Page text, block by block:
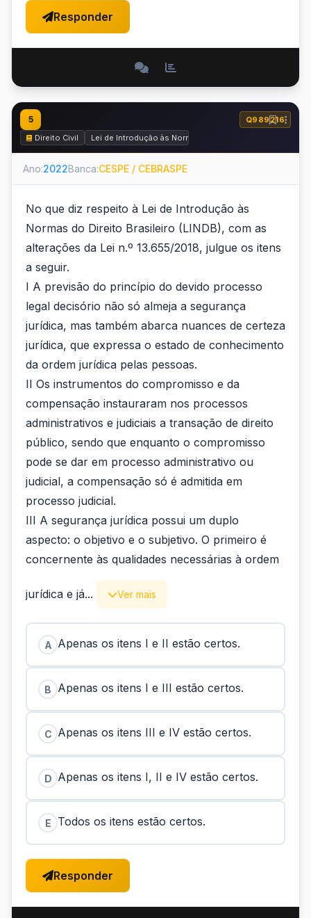
Responder
5
Q989216
Direito Civil
Lei de Introdução às Normas do Direito Brasileiro (LINDB)
Ano:2022Banca:CESPE / CEBRASPE
No que diz respeito à Lei de Introdução às
Normas do Direito Brasileiro (LINDB), com as
alterações da Lei n.º 13.655/2018, julgue os itens
a seguir.
I A previsão do princípio do devido processo
legal decisório não só almeja a segurança
jurídica, mas também abarca nuances de certeza
jurídica, que expressa o estado de conhecimento
da ordem jurídica pelas pessoas.
II Os instrumentos do compromisso e da
compensação instauraram nos processos
administrativos e judiciais a transação de direito
público, sendo que enquanto o compromisso
pode se dar em processo administrativo ou
judicial, a compensação só é admitida em
processo judicial.
III A segurança jurídica possui um duplo
aspecto: o objetivo e o subjetivo. O primeiro é
concernente às qualidades necessárias à ordem
jurídica e já... Ver mais
A Apenas os itens I e II estão certos.
B Apenas os itens I e III estão certos.
C Apenas os itens III e IV estão certos.
D Apenas os itens I, II e IV estão certos.
E Todos os itens estão certos.
Responder